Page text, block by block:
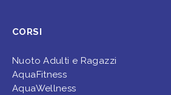
CORSI
Nuoto Adulti e Ragazzi
AquaFitness
AquaWellness